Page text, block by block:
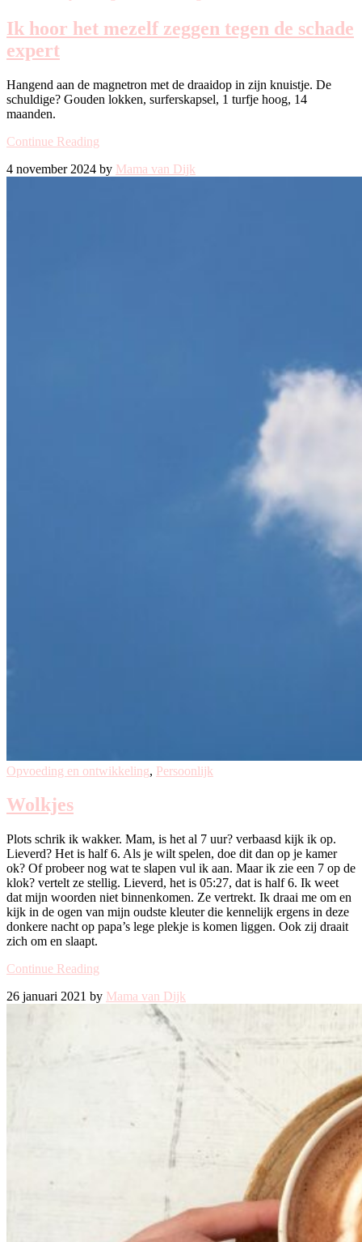
Ik hoor het mezelf zeggen tegen de schade
expert
Hangend aan de magnetron met de draaidop in zijn knuistje. De
schuldige? Gouden lokken, surferskapsel, 1 turfje hoog, 14
maanden.
Continue Reading
4 november 2024 by Mama van Dijk
Opvoeding en ontwikkeling, Persoonlijk
Wolkjes
Plots schrik ik wakker. Mam, is het al 7 uur? verbaasd kijk ik op.
Lieverd? Het is half 6. Als je wilt spelen, doe dit dan op je kamer
ok? Of probeer nog wat te slapen vul ik aan. Maar ik zie een 7 op de
klok? vertelt ze stellig. Lieverd, het is 05:27, dat is half 6. Ik weet
dat mijn woorden niet binnenkomen. Ze vertrekt. Ik draai me om en
kijk in de ogen van mijn oudste kleuter die kennelijk ergens in deze
donkere nacht op papa’s lege plekje is komen liggen. Ook zij draait
zich om en slaapt.
Continue Reading
26 januari 2021 by Mama van Dijk